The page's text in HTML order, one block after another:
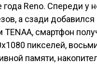
Reno. Спереди у
а сзади
смартфон
пикселей,
памяти,